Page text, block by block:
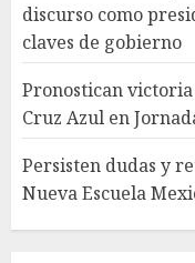
discurso como
claves de gobierno
Pronostican
Cruz Azul en
Persisten dudas y
Nueva Escuela
5